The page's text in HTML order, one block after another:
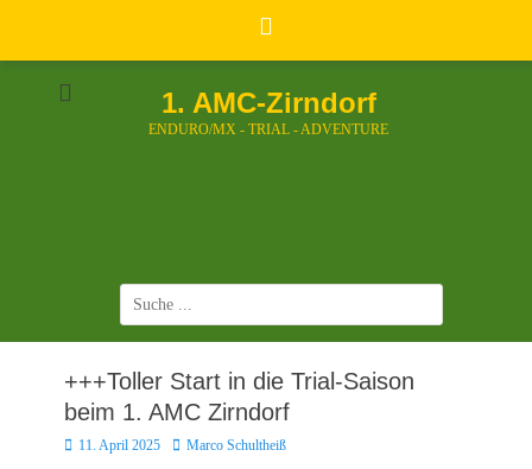
1. AMC-Zirndorf
ENDURO/MX - TRIAL - ADVENTURE
Suchen
nach:
+++Toller Start in die Trial-Saison
beim 1. AMC Zirndorf
Posted
11. April 2025 AutorMarco Schultheiß